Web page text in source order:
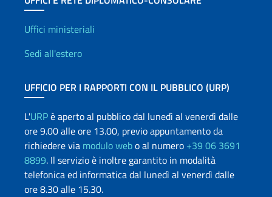
Uffici e Rete diplomatica
Uffici ministeriali
Sedi all'estero
UFFICIO PER I RAPPORTI CON IL PUBBLICO (URP)
L'URPè aperto al pubblico dal lunedì al venerdì dalle
ore 9.00 alle ore 13.00, previo appuntamento da
richiedere via modulo webo al numero +39 06 3691
8899. Il servizio è inoltre garantito in modalità
telefonica ed informatica dal lunedì al venerdì dalle
ore 8.30 alle 15.30.